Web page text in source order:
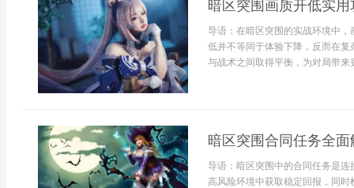
暗区突围画质开低实
导语：在暗区突围的实战环境中
低并不等同于体验下降，反而在
与战术之间取得平衡，为对局带
暗区突围合同任务全
导语：暗区突围中的合同任务是
高风险环境中获取稳定回报，同